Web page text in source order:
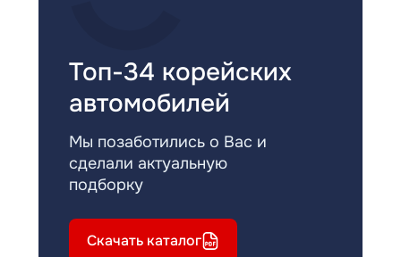
Топ-34 корейских
автомобилей
Мы позаботились о Вас и
сделали актуальную
подборку
Скачать каталог